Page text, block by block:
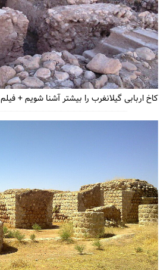
کاخ اربابی گیلانغرب را بیشتر آشنا شویم + فیلم